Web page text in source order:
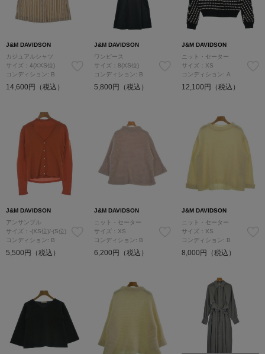
J&M DAVIDSON
カジュアルシャツ
サイズ：4(XXS位)
コンディション: B
14,600円（税込）
J&M DAVIDSON
ワンピース
サイズ：8(XS位)
コンディション: B
5,800円（税込）
J&M DAVIDSON
ニット・セーター
サイズ：XS
コンディション: A
12,100円（税込）
J&M DAVIDSON
アンサンブル
サイズ：-(XS位)/-(S位)
コンディション: B
5,500円（税込）
J&M DAVIDSON
ニット・セーター
サイズ：XS
コンディション: B
6,200円（税込）
J&M DAVIDSON
ニット・セーター
サイズ：XS
コンディション: B
8,000円（税込）